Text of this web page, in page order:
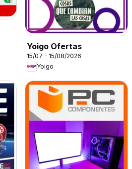
Yoigo Ofertas
15/07 - 15/08/2026
Yoigo